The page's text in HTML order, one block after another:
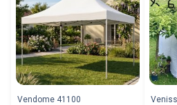
Vendome 41100